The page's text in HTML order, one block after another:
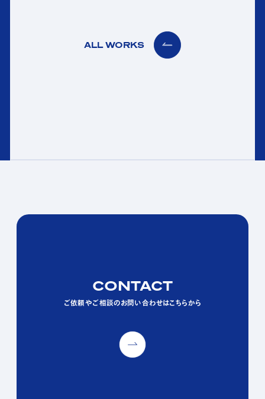
ALL WORKS
CONTACT
ご依頼やご相談のお問い合わせはこちらから
CONTACT
ご依頼やご相談のお問い合わせはこちらから
CONTACT
ご依頼やご相談のお問い合わせはこちらから